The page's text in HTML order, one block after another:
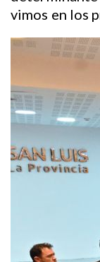
vimos en los